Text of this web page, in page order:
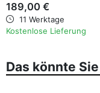
189,00 €
11 Werktage
Kostenlose Lieferung
Das könnte